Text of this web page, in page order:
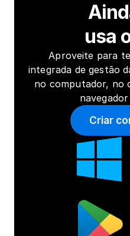
usa
Aproveite para
integrada de gestão
no computador, no
Criar